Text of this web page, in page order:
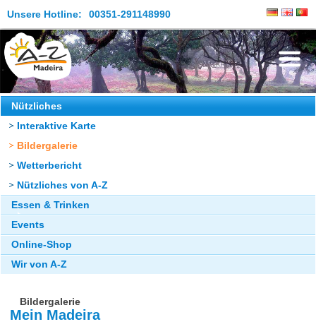
Unsere Hotline: 00351-291148990
Die Insel
Madeira Erleben
Aktuelles
Reiseangebote
Kontakt
Nützliches
Interaktive Karte
Bildergalerie
Wetterbericht
Nützliches von A-Z
Essen & Trinken
Events
Online-Shop
Wir von A-Z
Bildergalerie
Mein Madeira